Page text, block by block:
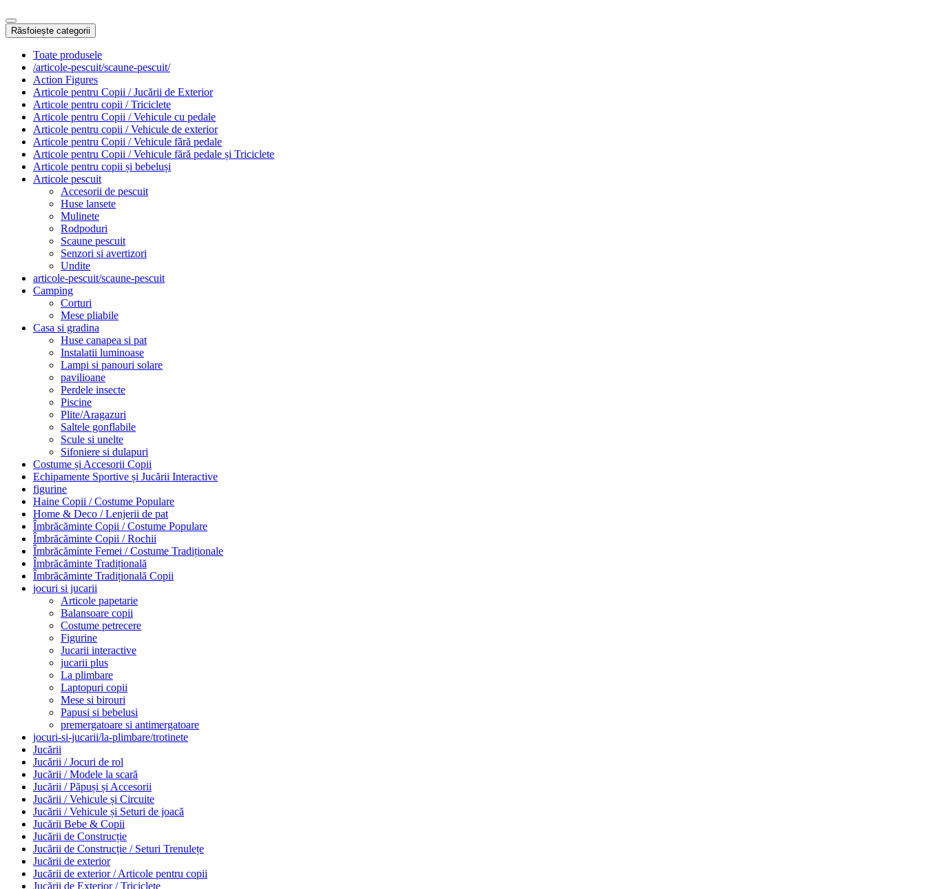
Răsfoiește categorii
Toate produsele
/articole-pescuit/scaune-pescuit/
Action Figures
Articole pentru Copii / Jucării de Exterior
Articole pentru copii / Triciclete
Articole pentru Copii / Vehicule cu pedale
Articole pentru copii / Vehicule de exterior
Articole pentru Copii / Vehicule fără pedale
Articole pentru Copii / Vehicule fără pedale și Triciclete
Articole pentru copii și bebeluși
Articole pescuit
Accesorii de pescuit
Huse lansete
Mulinete
Rodpoduri
Scaune pescuit
Senzori si avertizori
Undite
articole-pescuit/scaune-pescuit
Camping
Corturi
Mese pliabile
Casa si gradina
Huse canapea si pat
Instalatii luminoase
Lampi si panouri solare
pavilioane
Perdele insecte
Piscine
Plite/Aragazuri
Saltele gonflabile
Scule si unelte
Sifoniere si dulapuri
Costume și Accesorii Copii
Echipamente Sportive și Jucării Interactive
figurine
Haine Copii / Costume Populare
Home & Deco / Lenjerii de pat
Îmbrăcăminte Copii / Costume Populare
Îmbrăcăminte Copii / Rochii
Îmbrăcăminte Femei / Costume Tradiționale
Îmbrăcăminte Tradițională
Îmbrăcăminte Tradițională Copii
jocuri si jucarii
Articole papetarie
Balansoare copii
Costume petrecere
Figurine
Jucarii interactive
jucarii plus
La plimbare
Laptopuri copii
Mese si birouri
Papusi si bebelusi
premergatoare si antimergatoare
jocuri-si-jucarii/la-plimbare/trotinete
Jucării
Jucării / Jocuri de rol
Jucării / Modele la scară
Jucării / Păpuși și Accesorii
Jucării / Vehicule și Circuite
Jucării / Vehicule și Seturi de joacă
Jucării Bebe & Copii
Jucării de Construcție
Jucării de Construcție / Seturi Trenulețe
Jucării de exterior
Jucării de exterior / Articole pentru copii
Jucării de Exterior / Triciclete